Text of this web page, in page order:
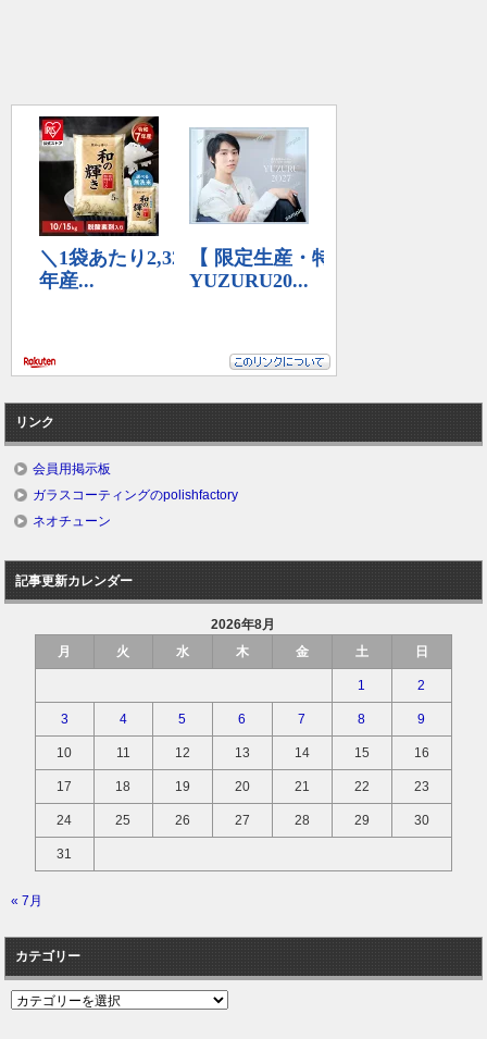
リンク
会員用掲示板
ガラスコーティングのpolishfactory
ネオチューン
記事更新カレンダー
2026年8月
月
火 水 木 金 土 日
1 2
3 4 5 6 7 8 9
10 11 12 13 14 15 16
17 18 19 20 21 22 23
24 25 26 27 28 29 30
31
« 7月
カテゴリー
カ